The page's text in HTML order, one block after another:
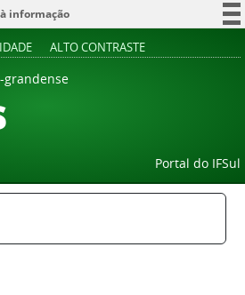
informação
ALTO CONTRASTE
grandense
Portal do IFSul